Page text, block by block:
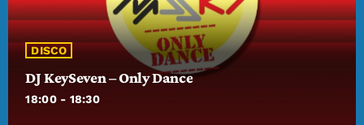
DISCO
DJ KeySeven – Only Dance
18:00 - 18:30